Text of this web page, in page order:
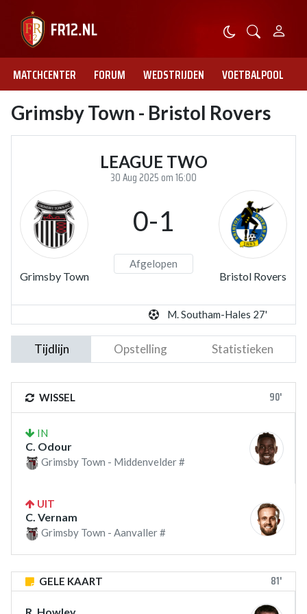
MATCHCENTER FORUM WEDSTRIJDEN VOETBALPOOL
Grimsby Town - Bristol Rovers
LEAGUE TWO
30 Aug 2025 om 16:00
Grimsby Town
0-1
Afgelopen
Bristol Rovers
M. Southam-Hales 27'
Tijdlijn Opstelling Statistieken
WISSEL 90'
IN
C. Odour
Grimsby Town - Middenvelder #
UIT
C. Vernam
Grimsby Town - Aanvaller #
GELE KAART 81'